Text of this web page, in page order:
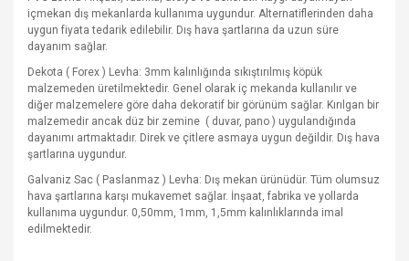
içmekan dış mekanlarda kullanıma uygundur. Alternatiflerinden daha
uygun fiyata tedarik edilebilir. Dış hava şartlarına da uzun süre
dayanım sağlar.
Dekota ( Forex ) Levha: 3mm kalınlığında sıkıştırılmış köpük
malzemeden üretilmektedir. Genel olarak iç mekanda kullanılır ve
diğer malzemelere göre daha dekoratif bir görünüm sağlar. Kırılgan bir
malzemedir ancak düz bir zemine ( duvar, pano ) uygulandığında
dayanımı artmaktadır. Direk ve çitlere asmaya uygun değildir. Dış hava
şartlarına uygundur.
Galvaniz Sac ( Paslanmaz ) Levha: Dış mekan ürünüdür. Tüm olumsuz
hava şartlarına karşı mukavemet sağlar. İnşaat, fabrika ve yollarda
kullanıma uygundur. 0,50mm, 1mm, 1,5mm kalınlıklarında imal
edilmektedir.